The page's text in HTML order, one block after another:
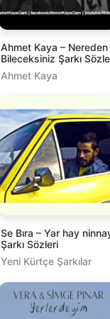
Ahmet Kaya – Nereden
Bileceksiniz Şarkı
Ahmet Kaya
Se Bıra – Yar hay
Şarkı Sözleri
Yeni Kürtçe Şarkılar